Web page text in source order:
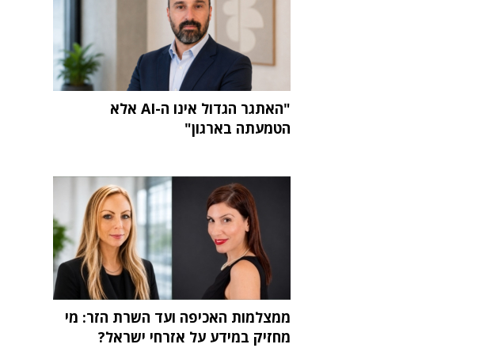
"האתגר הגדול אינו ה-AI אלא
הטמעתה בארגון"
ממצלמות האכיפה ועד השרת הזר: מי
מחזיק במידע על אזרחי ישראל?